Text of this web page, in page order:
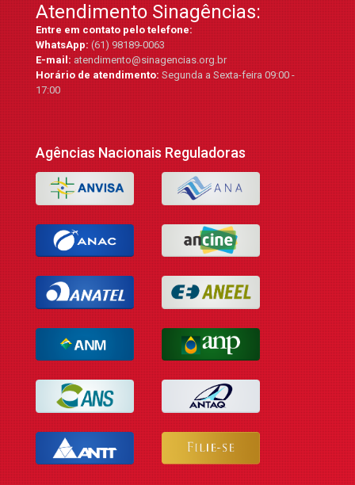
Atendimento Sinagências:
Entre em contato pelo telefone:
WhatsApp:(61) 98189-0063
E-mail:atendimento@sinagencias.org.br
Horário de atendimento:Segunda a Sexta-feira 09:00 -
17:00
Agências Nacionais Reguladoras